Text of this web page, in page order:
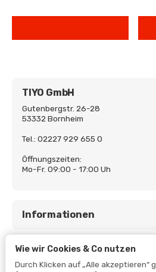
TIYO GmbH
Gutenbergstr. 26-28
53332 Bornheim
Tel.: 02227 929 655 0
Öffnungszeiten:
Mo-Fr. 09:00 - 17:00 Uh
Informationen
Gesetzliche Informationen
Wie wir Cookies & Co nutzen
Durch Klicken auf „Alle akzeptieren“